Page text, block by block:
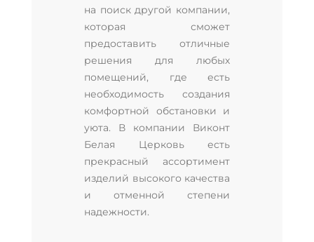
на поиск другой компании,
которая сможет
предоставить отличные
решения для любых
помещений, где есть
необходимость создания
комфортной обстановки и
уюта. В компании Виконт
Белая Церковь есть
прекрасный ассортимент
изделий высокого качества
и отменной степени
надежности.